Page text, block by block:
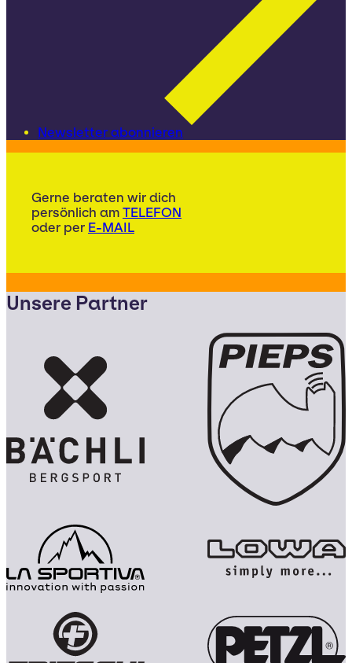
Newsletter abonnieren
Gerne beraten wir dich
persönlich am TELEFON
oder per E-MAIL
Unsere Partner